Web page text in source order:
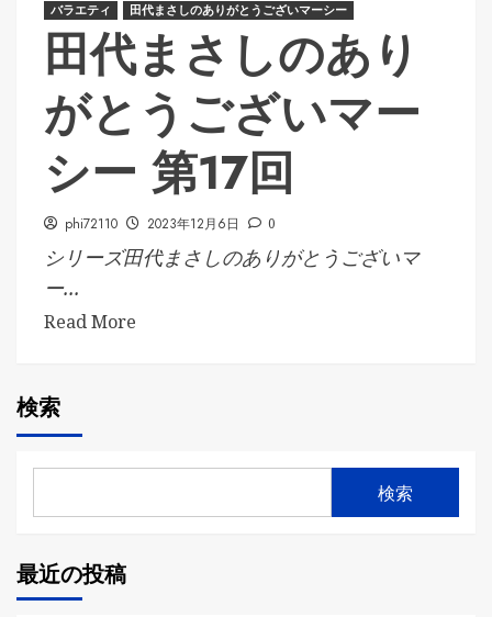
バラエティ 田代まさしのありがとうございマーシー
田代まさしのあり
がとうございマー
シー 第17回
phi72110 2023年12月6日 0
シリーズ田代まさしのありがとうございマ
ー...
Read More
検索
検索
最近の投稿